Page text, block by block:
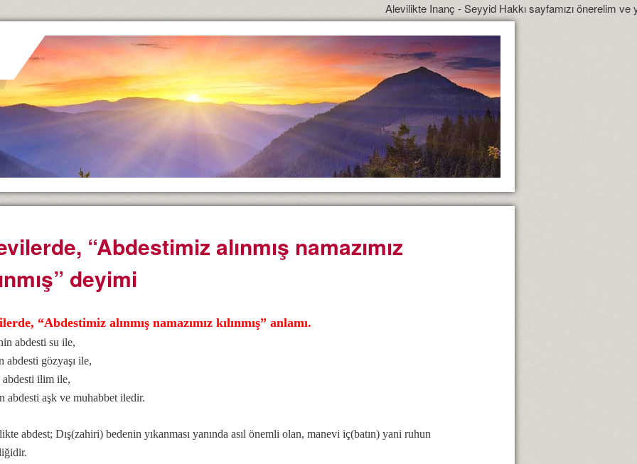
Alevilikte Inanç - Seyyid Hakkı sayfamızı önerelim ve
“Abdestimiz alınmış namazımız
deyimi
“Abdestimiz alınmış namazımız kılınmış” anlamı.
abdesti su ile,
abdesti gözyaşı ile,
abdesti ilim ile,
abdesti aşk ve muhabbet iledir.
abdest; Dış(zahiri) bedenin yıkanması yanında asıl önemli olan, manevi iç(batın) yani ruhun